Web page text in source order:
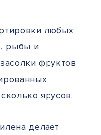
любых
рыбы и
фруктов
ярусов.
делает